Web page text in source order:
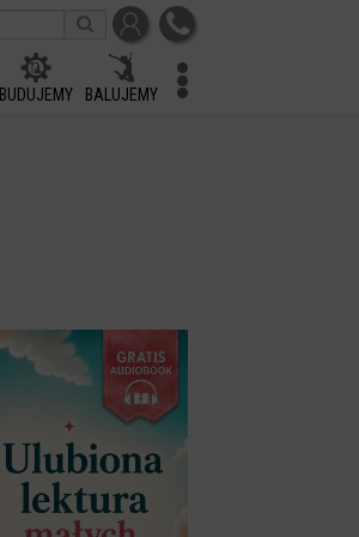
BUDUJEMY BALUJEMY